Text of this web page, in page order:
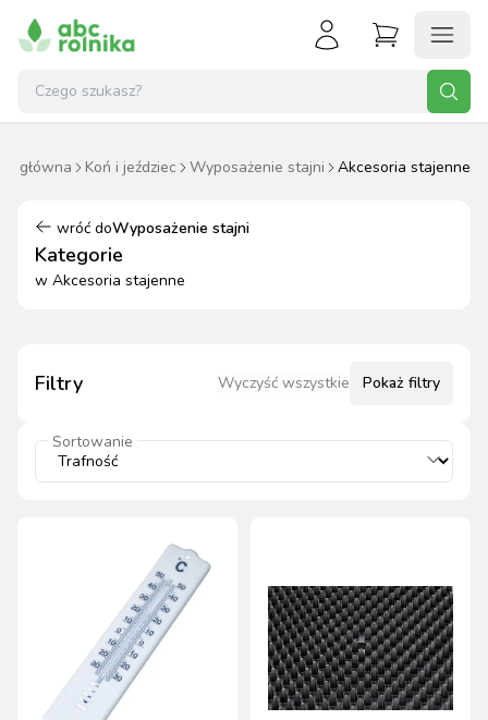
główna Koń i jeździec Wyposażenie stajni Akcesoria stajenne
wróć doWyposażenie stajni
Kategorie
w Akcesoria stajenne
Filtry Wyczyść wszystkie Pokaż filtry
Sortowanie